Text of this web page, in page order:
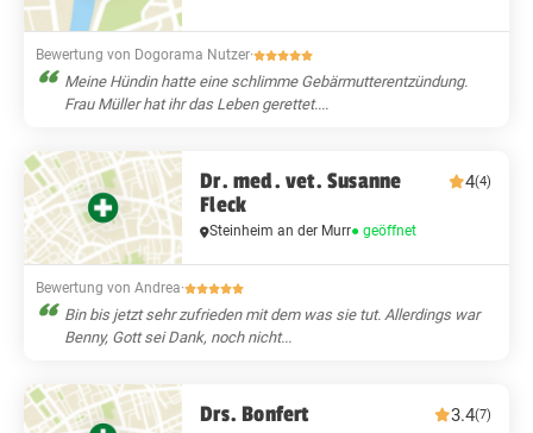
Bewertung von Dogorama Nutzer·
Meine Hündin hatte eine schlimme Gebärmutterentzündung.
Frau Müller hat ihr das Leben gerettet....
Dr. med. vet. Susanne
Fleck
4(4)
Steinheim an der Murr● geöffnet
Bewertung von Andrea·
Bin bis jetzt sehr zufrieden mit dem was sie tut. Allerdings war
Benny, Gott sei Dank, noch nicht...
Drs. Bonfert 3.4(7)